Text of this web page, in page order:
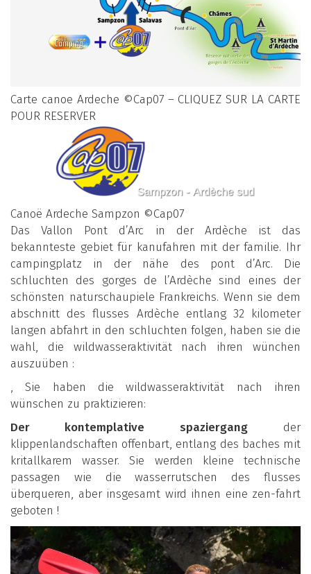
Carte canoe Ardeche ©Cap07 – CLIQUEZ SUR LA CARTE
POUR RESERVER
Canoë Ardeche Sampzon ©Cap07
Das Vallon Pont d’Arc in der Ardèche ist das
bekannteste gebiet für kanufahren mit der familie. Ihr
campingplatz in der nähe des pont d’Arc. Die
schluchten des gorges de l’Ardèche sind eines der
schönsten naturschaupiele Frankreichs. Wenn sie dem
abschnitt des flusses Ardèche entlang 32 kilometer
langen abfahrt in den schluchten folgen, haben sie die
wahl, die wildwasseraktivität nach ihren wünchen
auszuüben :
, Sie haben die wildwasseraktivität nach ihren
wünschen zu praktizieren:
Der kontemplative
spaziergang der
klippenlandschaften offenbart, entlang des baches mit
kritallkarem wasser. Sie werden kleine technische
passagen wie die wasserrutschen des flusses
überqueren, aber insgesamt wird ihnen eine zen-fahrt
geboten !